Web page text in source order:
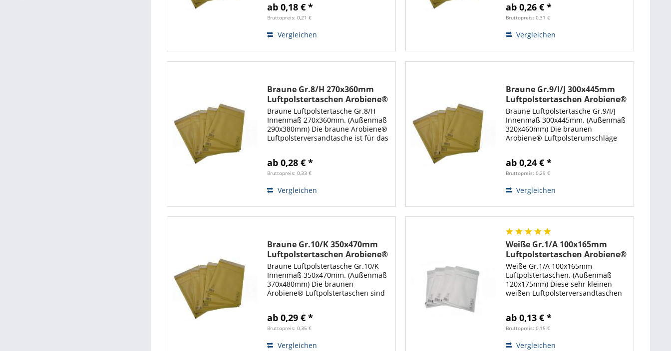
Luftpolsterversandtasche ist optimal
zum Verschicken von empfindlichen
ab 0,18 € *
Bruttopreis: 0,21 €
Vergleichen
Arobiene® Luftpolstertasche ist
optimal zum Verschicken von
ab 0,26 € *
Bruttopreis: 0,31 €
Vergleichen
Braune Gr.8/H 270x360mm
Luftpolstertaschen Arobiene®
Economy
Braune Luftpolstertasche Gr.8/H
Innenmaß 270x360mm. (Außenmaß
290x380mm) Die braune Arobiene®
Luftpolsterversandtasche ist für das
Luftpolstertaschen steht Ihnen viel
Platz...
ab 0,28 € *
Bruttopreis: 0,33 €
Vergleichen
Braune Gr.9/I/J 300x445mm
Luftpolstertaschen Arobiene®
Economy
Braune Luftpolstertasche Gr.9/I/J
Innenmaß 300x445mm. (Außenmaß
320x460mm) Die braunen
Arobiene® Luftpolsterumschläge
Mit diesen stabilen
Luftpolstertaschen steht Ihnen...
ab 0,24 € *
Bruttopreis: 0,29 €
Vergleichen
Braune Gr.10/K 350x470mm
Luftpolstertaschen Arobiene®
Economy
Braune Luftpolstertasche Gr.10/K
Innenmaß 350x470mm. (Außenmaß
370x480mm) Die braunen
Arobiene® Luftpolstertaschen sind
Mit diesen großen
Luftpolsterumschlägen steht
ab 0,29 € *
Bruttopreis: 0,35 €
Vergleichen
Weiße Gr.1/A 100x165mm
Luftpolstertaschen Arobiene®
Economy
Weiße Gr.1/A 100x165mm
Luftpolstertaschen. (Außenmaß
120x175mm) Diese sehr kleinen
weißen Luftpolsterversandtaschen
anderen sehr kleinen Gegenständen
wie Speicherkarten...
ab 0,13 € *
Bruttopreis: 0,15 €
Vergleichen